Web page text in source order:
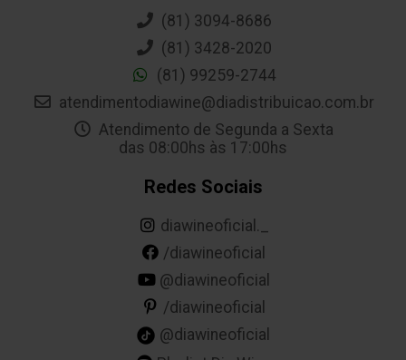
(81) 3094-8686
(81) 3428-2020
(81) 99259-2744
atendimentodiawine@diadistribuicao.com.br
Atendimento de Segunda a Sexta
das 08:00hs às 17:00hs
Redes Sociais
diawineoficial._
/diawineoficial
@diawineoficial
/diawineoficial
@diawineoficial